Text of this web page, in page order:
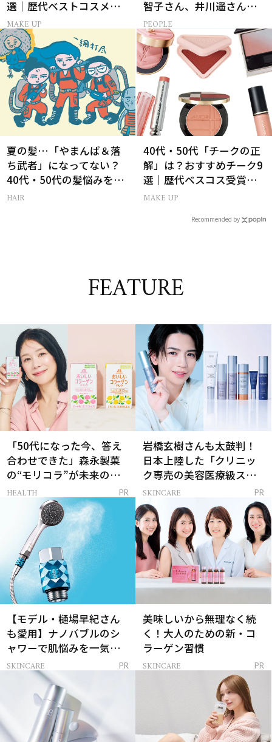
選｜歴代ベストコスメ受
賞まとめ
MAKE UP
智子さん、井川遥さんと
集まる理由は…
PEOPLE
夏の髪…「やまんば＆落
ち武者」になってない？
40代・50代の髪悩みをレ
スキューする裏ワザ
HAIR
40代・50代「チークの正
解」は？おすすめチーク9
選｜歴代ベスコス受賞ま
とめ＆正しい使い方
MAKE UP
Recommended by
FEATURE
「50代になった今、答え
合わせできた」森永製菓
の“モリコラ”が未来のキ
レイを連れてくる！
HEALTH PR
岩橋玄樹さんも太鼓判！
日本上陸した「クリニッ
ク専売の美容医療級スキ
ンケア」
SKINCARE PR
【モデル・樋場早紀さん
も愛用】ナノバブルのシ
ャワーで肌悩みを一気に
解決
SKINCARE PR
美味しいから無理なく続
く！大人のための新・コ
ラーゲン習慣
SKINCARE PR